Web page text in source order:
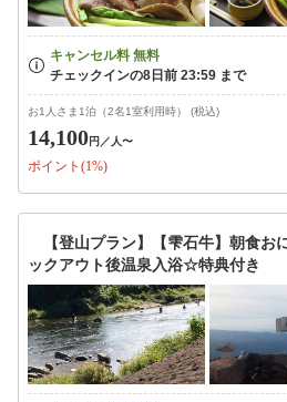
お1人さま1泊（2名1室利用時） (税込)
14,100円 ／人〜
ポイント(1%)
【登山プラン】【雫石牛】朝食お
ックアウト後温泉入浴☆特典付き